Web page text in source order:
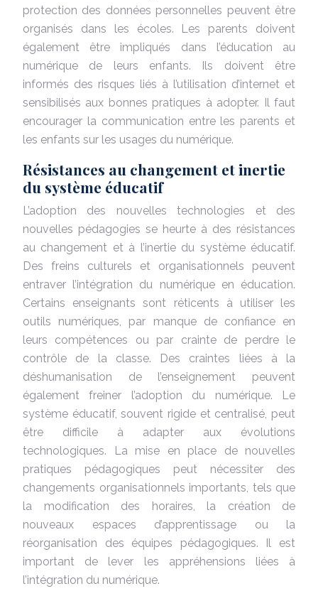
protection des données personnelles peuvent être
organisés dans les écoles. Les parents doivent
également être impliqués dans l’éducation au
numérique de leurs enfants. Ils doivent être
informés des risques liés à l’utilisation d’internet et
sensibilisés aux bonnes pratiques à adopter. Il faut
encourager la communication entre les parents et
les enfants sur les usages du numérique.
Résistances au changement et inertie
du système éducatif
L’adoption des nouvelles technologies et des
nouvelles pédagogies se heurte à des résistances
au changement et à l’inertie du système éducatif.
Des freins culturels et organisationnels peuvent
entraver l’intégration du numérique en éducation.
Certains enseignants sont réticents à utiliser les
outils numériques, par manque de confiance en
leurs compétences ou par crainte de perdre le
contrôle de la classe. Des craintes liées à la
déshumanisation de l’enseignement peuvent
également freiner l’adoption du numérique. Le
système éducatif, souvent rigide et centralisé, peut
être difficile à adapter aux évolutions
technologiques. La mise en place de nouvelles
pratiques pédagogiques peut nécessiter des
changements organisationnels importants, tels que
la modification des horaires, la création de
nouveaux espaces d’apprentissage ou la
réorganisation des équipes pédagogiques. Il est
important de lever les appréhensions liées à
l’intégration du numérique.